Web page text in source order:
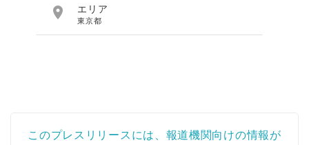
 エリア
東京都
このプレスリリースには、報道機関向けの情報が